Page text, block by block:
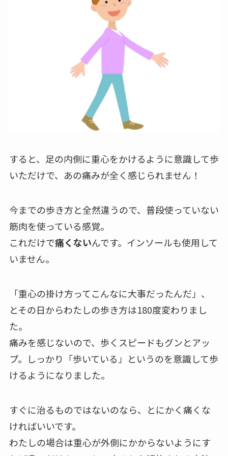
すると、足の内側に重心をかけるように意識して歩
いただけで、あの痛みが全く感じられません！
今までの歩き方と全然違うので、普段使っていない
筋肉を使っている感覚。
これだけで痛くないんです。インソールも使用して
いません。
「重心の掛け方ってこんなに大事だったんだ」、
とその日からわたしの歩き方は180度変わりまし
た。
痛みを感じないので、歩くスピードもグンとアッ
プ。しっかり「歩いている」というのを意識して歩
けるようになりました。
すぐに治るものではないのなら、とにかく痛くな
ければいいです。
わたしの場合は重心が外側にかからないようにす